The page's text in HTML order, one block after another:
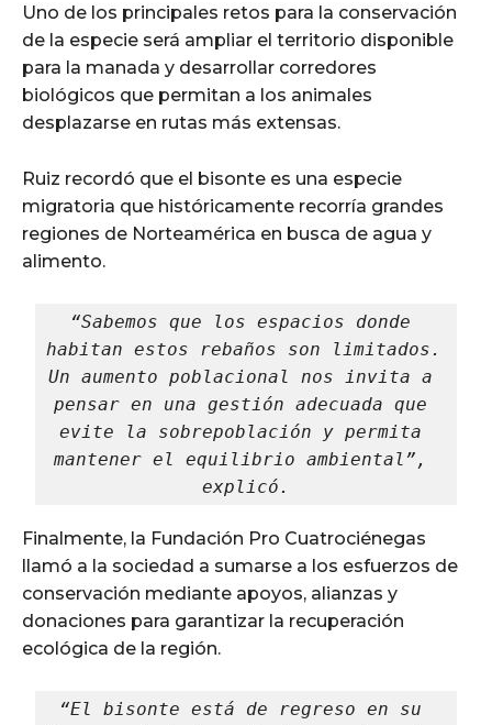
Uno de los principales retos para la conservación
de la especie será ampliar el territorio disponible
para la manada y desarrollar corredores
biológicos que permitan a los animales
desplazarse en rutas más extensas.
Ruiz recordó que el bisonte es una especie
migratoria que históricamente recorría grandes
regiones de Norteamérica en busca de agua y
alimento.
“Sabemos que los espacios donde
habitan estos rebaños son limitados.
Un aumento poblacional nos invita a
pensar en una gestión adecuada que
evite la sobrepoblación y permita
mantener el equilibrio ambiental”,
explicó.
Finalmente, la Fundación Pro Cuatrociénegas
llamó a la sociedad a sumarse a los esfuerzos de
conservación mediante apoyos, alianzas y
donaciones para garantizar la recuperación
ecológica de la región.
“El bisonte está de regreso en su